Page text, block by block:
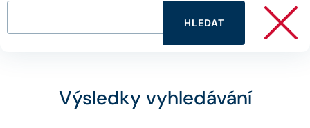
HLEDAT
Výsledky vyhledávání